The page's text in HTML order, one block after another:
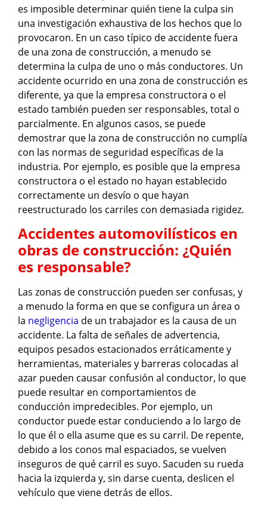
es imposible determinar quién tiene la culpa sin
una investigación exhaustiva de los hechos que lo
provocaron. En un caso típico de accidente fuera
de una zona de construcción, a menudo se
determina la culpa de uno o más conductores. Un
accidente ocurrido en una zona de construcción es
diferente, ya que la empresa constructora o el
estado también pueden ser responsables, total o
parcialmente. En algunos casos, se puede
demostrar que la zona de construcción no cumplía
con las normas de seguridad específicas de la
industria. Por ejemplo, es posible que la empresa
constructora o el estado no hayan establecido
correctamente un desvío o que hayan
reestructurado los carriles con demasiada rigidez.
Accidentes automovilísticos en
obras de construcción: ¿Quién
es responsable?
Las zonas de construcción pueden ser confusas, y
a menudo la forma en que se configura un área o
la negligencia de un trabajador es la causa de un
accidente. La falta de señales de advertencia,
equipos pesados estacionados erráticamente y
herramientas, materiales y barreras colocadas al
azar pueden causar confusión al conductor, lo que
puede resultar en comportamientos de
conducción impredecibles. Por ejemplo, un
conductor puede estar conduciendo a lo largo de
lo que él o ella asume que es su carril. De repente,
debido a los conos mal espaciados, se vuelven
inseguros de qué carril es suyo. Sacuden su rueda
hacia la izquierda y, sin darse cuenta, deslicen el
vehículo que viene detrás de ellos.